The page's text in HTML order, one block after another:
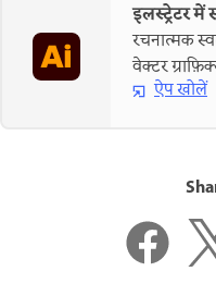
इलस्ट्रेटर
रचनात्मक
वेक्टर
ऐप खोलें